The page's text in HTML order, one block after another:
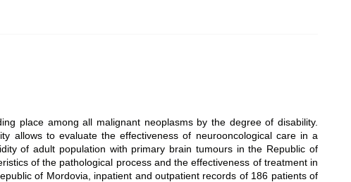
place among all malignant neoplasms by the degree of disability.
allows to evaluate the effectiveness of neurooncological care in a
of adult population with primary brain tumours in the Republic of
of the pathological process and the effectiveness of treatment in
of Mordovia, inpatient and outpatient records of 186 patients of